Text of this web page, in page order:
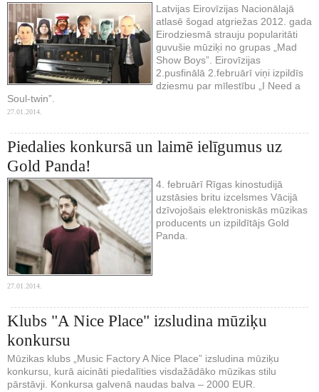
Latvijas Eirovīzijas Nacionālajā
atlasē šogad atgriežas 2012. gada
Eirodziesmā strauju popularitāti
guvušie mūziķi no grupas „Mad
Show Boys”. Eirovīzijas
2.pusfinālā 2.februārī viņi izpildīs
dziesmu par mīlestību „I Need a
Soul-twin”.
27.01.2014.
Piedalies konkursā un laimē ielīgumus uz
Gold Panda!
4. februārī Rīgas kinostudijā
uzstāsies britu izcelsmes Vācijā
dzīvojošais elektroniskās mūzikas
producents un izpildītājs Gold
Panda.
27.01.2014.
Klubs "A Nice Place" izsludina mūziķu
konkursu
Mūzikas klubs „Music Factory A Nice Place” izsludina mūziķu
konkursu, kurā aicināti piedalīties visdažādāko mūzikas stilu
pārstāvji. Konkursa galvenā naudas balva – 2000 EUR.